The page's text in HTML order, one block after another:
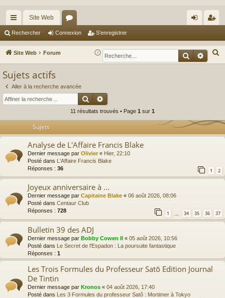
cc
ès
ra
pi
de
Site Web
or
u
m
ne
xi
nr
eg
Rechercher Connexion S’enregistrer
Site Web Forum
e
Sujets actifs
Aller à la recherche avancée
Rechercher
11 résultats trouvés • Page 1 sur 1
Sujets
Analyse de L'Affaire Francis Blake
Dernier message par Olivier« Hier, 22:10
Posté dans L'Affaire Francis Blake
Réponses : 36 1 2
Joyeux anniversaire à ...
Dernier message par Capitaine Blake « 06 août 2026, 08:06
Posté dans Centaur Club
Réponses : 728 1 34 35 36 37
Bulletin 39 des ADJ
Dernier message par Bobby Cowen II « 05 août 2026, 10:56
Posté dans Le Secret de l'Espadon : La poursuite fantastique
Réponses : 1
Les Trois Formules du Professeur Satō Edition Journal
De Tintin
Dernier message par Kronos « 04 août 2026, 17:40
Posté dans Les 3 Formules du professeur Satô : Mortimer à Tokyo